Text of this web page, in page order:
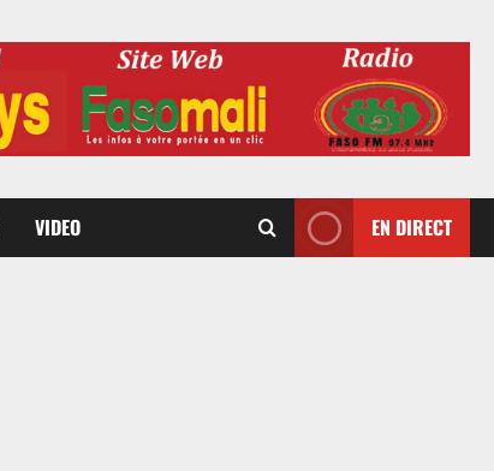
VIDEO EN DIRECT